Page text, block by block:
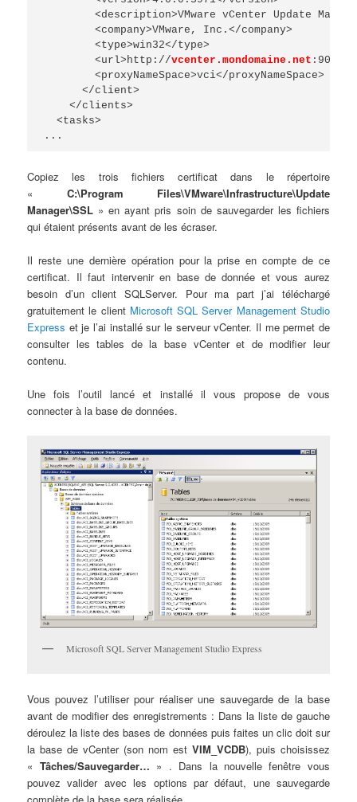
<description>VMware vCenter Update
        <company>VMware, Inc.</company>
        <type>win32</type>
        <url>http://
vcenter.mondomaine.net :9084/
        <proxyNameSpace>vci</proxyNameSpace>
      </client>
    </clients>
  <tasks>
...
Copiez les trois fichiers certificat dans le répertoire
« C:\Program Files\VMware\Infrastructure\Update
Manager\SSL » en ayant pris soin de sauvegarder les fichiers
qui étaient présents avant de les écraser.
Il reste une dernière opération pour la prise en compte de ce
certificat. Il faut intervenir en base de donnée et vous aurez
besoin d’un client SQLServer. Pour ma part j’ai téléchargé
gratuitement le client Microsoft SQL Server Management Studio
Express et je l’ai installé sur le serveur vCenter. Il me permet de
consulter les tables de la base vCenter et de modifier leur
contenu.
Une fois l’outil lancé et installé il vous propose de vous
connecter à la base de données.
Microsoft SQL Server Management Studio Express
Vous pouvez l’utiliser pour réaliser une sauvegarde de la base
avant de modifier des enregistrements : Dans la liste de gauche
déroulez la liste des bases de données puis faites un clic doit sur
la base de vCenter (son nom est VIM_VCDB), puis choisissez
« Tâches/Sauvegarder… » . Dans la nouvelle fenêtre vous
pouvez valider avec les options par défaut, une sauvegarde
complète de la base sera réalisée.